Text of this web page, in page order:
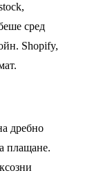
сред
Shopify,
дребно
плащане.